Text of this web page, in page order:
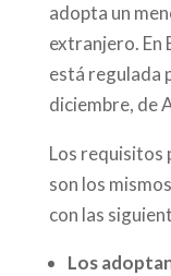
adopta un
extranjero. En
está regulada
diciembre, de
Los requisitos
son los
con las
Los